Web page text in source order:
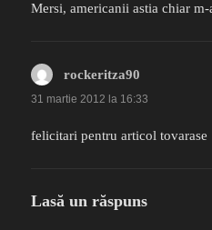
Mersi, americanii astia chiar m-
rockeritza90
31 martie 2012 la 16:33
felicitari pentru articol tovarase
Lasă un răspuns